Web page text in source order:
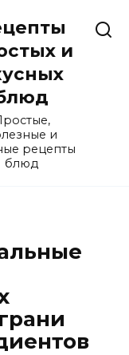
и
и
рецепты
блюд